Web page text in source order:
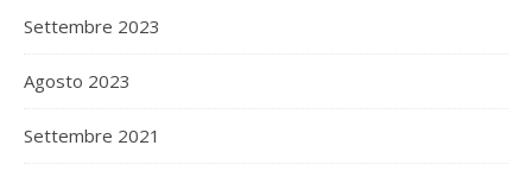
Settembre 2023
Agosto 2023
Settembre 2021